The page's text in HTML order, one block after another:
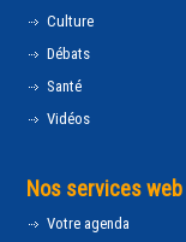
Culture
Débats
Santé
Vidéos
Nos services web
Votre agenda